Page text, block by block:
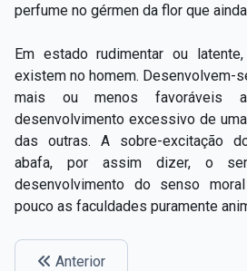
perfume no gérmen da flor que
Em estado rudimentar ou
existem no homem. Desenvolvem-
mais ou menos favoráveis
desenvolvimento excessivo de
das outras. A sobre-excitação
abafa, por assim dizer, o
desenvolvimento do senso
pouco as faculdades puramente
Anterior